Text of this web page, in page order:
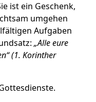
ist ein Geschenk,
umgehen
Aufgaben
„Alle eure
(1. Korinther